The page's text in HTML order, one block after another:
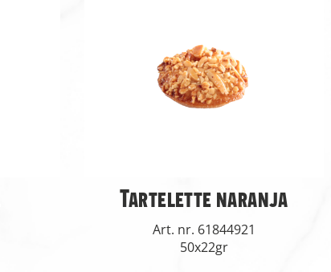
Tartelette naranja
Art. nr. 61844921
50x22gr